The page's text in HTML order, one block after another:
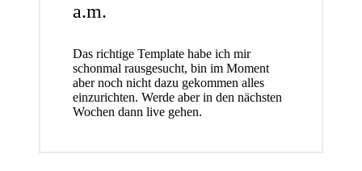
a.m.
Das richtige Template habe ich mir
schonmal rausgesucht, bin im Moment
aber noch nicht dazu gekommen alles
einzurichten. Werde aber in den nächsten
Wochen dann live gehen.